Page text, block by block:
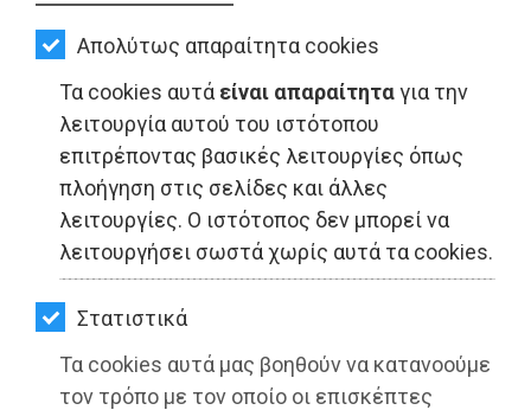
Απολύτως απαραίτητα cookies
Τα cookies αυτά είναι απαραίτηταγια την
λειτουργία αυτού του ιστότοπου
επιτρέποντας βασικές λειτουργίες όπως
πλοήγηση στις σελίδες και άλλες
λειτουργίες. Ο ιστότοπος δεν μπορεί να
λειτουργήσει σωστά χωρίς αυτά τα cookies.
Στατιστικά
Τα cookies αυτά μας βοηθούν να κατανοούμε
τον τρόπο με τον οποίο οι επισκέπτες
ΟΙΚΟΝΟΜΙΑ
ΑΘΛΗΤΙΣΜΟΣ
ΠΟΛΙΤΙΣΜΟΣ
ΣΠΙΤΙ-
ΚΗΠΟΣ
ΥΓΕΙΑ
LIFESTYLE
ΤΑΞΙΔΙΑ
ΥΓΕΙΑ - Ανατολική Αττική